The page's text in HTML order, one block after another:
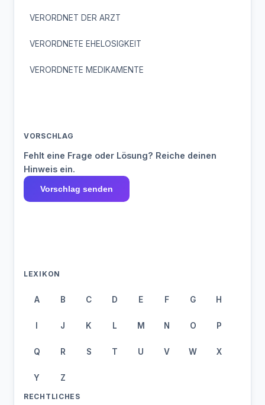
VERORDNET DER ARZT
VERORDNETE EHELOSIGKEIT
VERORDNETE MEDIKAMENTE
VORSCHLAG
Fehlt eine Frage oder Lösung? Reiche deinen
Hinweis ein.
Vorschlag senden
LEXIKON
A B C D E F G H
I J K L M N O P
Q R S T U V W X
Y Z
RECHTLICHES